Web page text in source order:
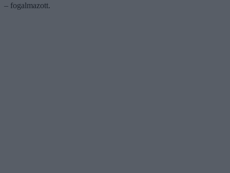
– fogalmazott.